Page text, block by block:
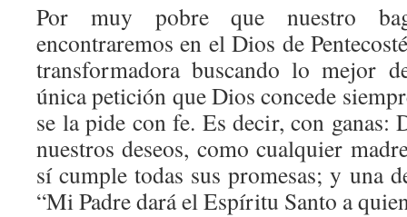
Por muy pobre que nuestro
encontraremos en el Dios de
transformadora buscando lo mejor
única petición que Dios concede
se la pide con fe. Es decir, con ganas:
nuestros deseos, como cualquier
sí cumple todas sus promesas; y una
“Mi Padre dará el Espíritu Santo a